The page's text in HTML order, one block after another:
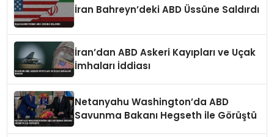
İran Bahreyn’deki ABD Üssüne Saldırdı
İran’dan ABD Askeri Kayıpları ve Uçak
İmhaları İddiası
Netanyahu Washington’da ABD
Savunma Bakanı Hegseth ile Görüştü